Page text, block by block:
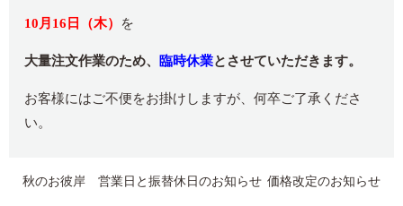
10月16日（木） を
大量注文作業のため、 臨時休業とさせていただきます。
お客様にはご不便をお掛けしますが、何卒ご了承くださ
い。
秋のお彼岸 営業日と振替休日のお知らせ 価格改定のお知らせ